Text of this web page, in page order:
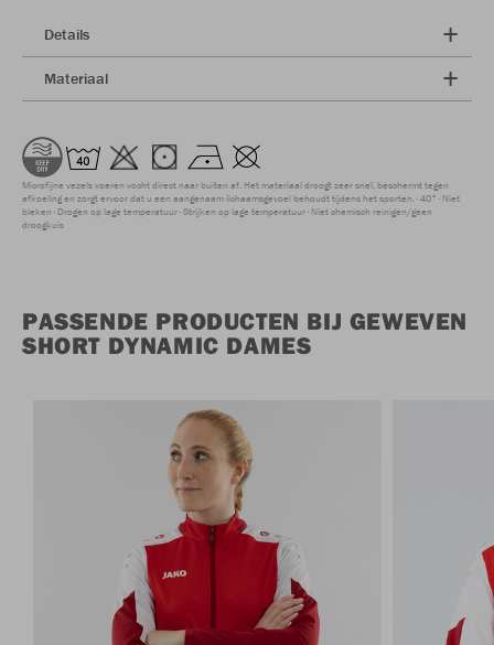
Details
Materiaal
Microfijne vezels voeren vocht direct naar buiten af. Het materiaal droogt zeer snel, beschermt tegen
afkoeling en zorgt ervoor dat u een aangenaam lichaamsgevoel behoudt tijdens het sporten. 40° Niet
bleken Drogen op lage temperatuur Strijken op lage temperatuur Niet chemisch reinigen/geen
droogkuis
PASSENDE PRODUCTEN BIJ GEWEVEN
SHORT DYNAMIC DAMES